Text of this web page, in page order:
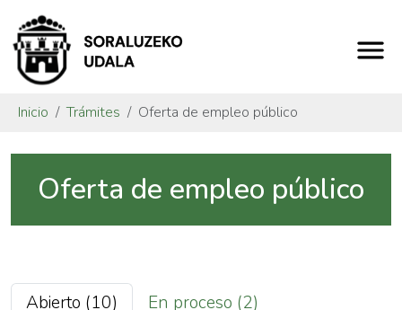
Inicio Trámites Oferta de empleo público
Oferta de empleo público
Abierto (10)
En proceso (2)